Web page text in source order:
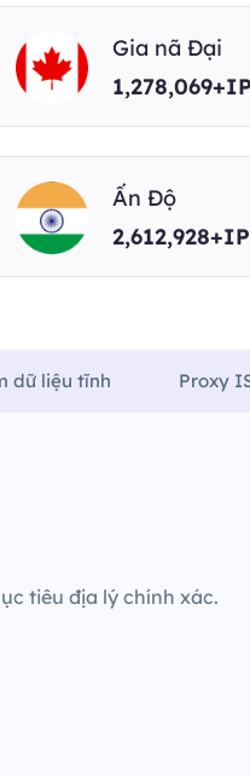
Gia nã Đại
Ấn Độ
dữ liệu tĩnh Proxy
tiêu địa lý chính xác.